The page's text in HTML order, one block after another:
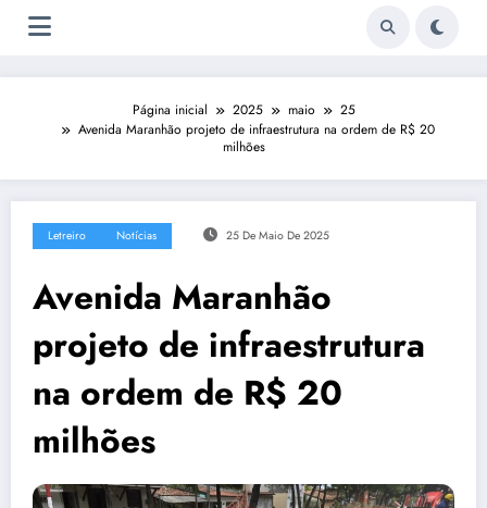
Página inicial 2025 maio
25
Avenida Maranhão projeto de infraestrutura na ordem de R$ 20
milhões
Letreiro Notícias 25 De Maio De 2025
Avenida Maranhão
projeto de infraestrutura
na ordem de R$ 20
milhões